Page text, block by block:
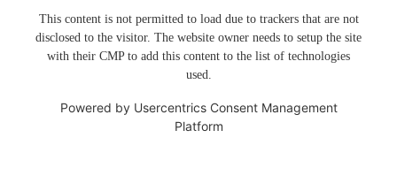
This content is not permitted to load due to trackers that are not
disclosed to the visitor. The website owner needs to setup the site
with their CMP to add this content to the list of technologies
used.
Powered by Usercentrics Consent Management
Platform